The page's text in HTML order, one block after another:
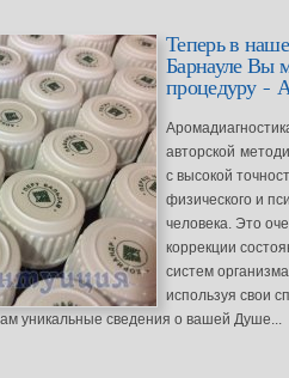
Теперь в
Барнауле Вы
процедуру -
авторской
с высокой
физического и
человека. Это
коррекции
систем
используя свои
уникальные сведения о вашей Душе...